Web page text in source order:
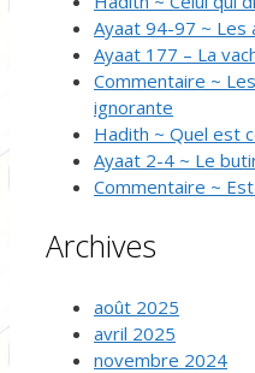
Ayaat 94-97 ~ Les
Ayaat 177 – La
Commentaire ~
ignorante
Hadith ~ Quel est
Ayaat 2-4 ~ Le
Commentaire ~
Archives
août 2025
avril 2025
novembre 2024